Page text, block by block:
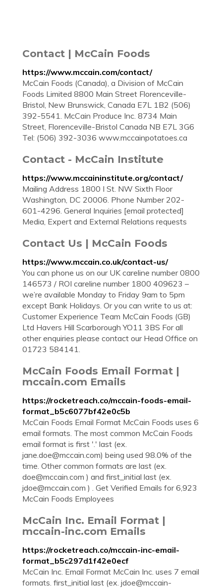
Contact | McCain Foods
https://www.mccain.com/contact/
McCain Foods (Canada), a Division of McCain
Foods Limited 8800 Main Street Florenceville-
Bristol, New Brunswick, Canada E7L 1B2 (506)
392-5541. McCain Produce Inc. 8734 Main
Street, Florenceville-Bristol Canada NB E7L 3G6
Tel: (506) 392-3036 www.mccainpotatoes.ca
Contact - McCain Institute
https://www.mccaininstitute.org/contact/
Mailing Address 1800 I St. NW Sixth Floor
Washington, DC 20006. Phone Number 202-
601-4296. General Inquiries [email protected]
Media, Expert and External Relations requests
Contact Us | McCain Foods
https://www.mccain.co.uk/contact-us/
You can phone us on our UK careline number 0800
146573 / ROI careline number 1800 409623 –
we’re available Monday to Friday 9am to 5pm
except Bank Holidays. Or you can write to us at:
Customer Experience Team McCain Foods (GB)
Ltd Havers Hill Scarborough YO11 3BS For all
other enquiries please contact our Head Office on
01723 584141.
McCain Foods Email Format |
mccain.com Emails
https://rocketreach.co/mccain-foods-email-
format_b5c6077bf42e0c5b
McCain Foods Email Format McCain Foods uses 6
email formats. The most common McCain Foods
email format is first '.' last (ex.
jane.doe@mccain.com) being used 98.0% of the
time. Other common formats are last (ex.
doe@mccain.com ) and first_initial last (ex.
jdoe@mccain.com ) . Get Verified Emails for 6,923
McCain Foods Employees
McCain Inc. Email Format |
mccain-inc.com Emails
https://rocketreach.co/mccain-inc-email-
format_b5c297d1f42e0ecf
McCain Inc. Email Format McCain Inc. uses 7 email
formats. first_initial last (ex. jdoe@mccain-